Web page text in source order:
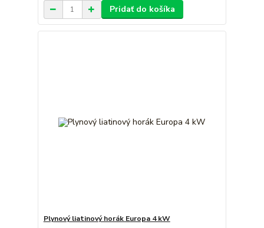
Pridať do košíka
Plynový liatinový horák Europa 4 kW